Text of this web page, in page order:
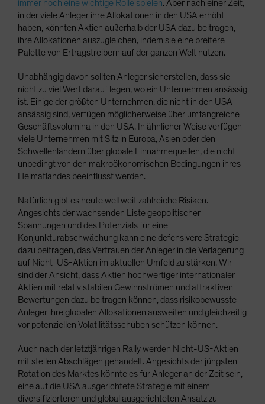
immer noch eine wichtige Rolle spielen. Aber nach einer Zeit,
in der viele Anleger ihre Allokationen in den USA erhöht
haben, könnten Aktien außerhalb der USA dazu beitragen,
ihre Allokationen auszugleichen, indem sie eine breitere
Palette von Ertragstreibern auf der ganzen Welt nutzen.
Unabhängig davon sollten Anleger sicherstellen, dass sie
nicht zu viel Wert darauf legen, wo ein Unternehmen ansässig
ist. Einige der größten Unternehmen, die nicht in den USA
ansässig sind, verfügen möglicherweise über umfangreiche
Geschäftsvolumina in den USA. In ähnlicher Weise verfügen
viele Unternehmen mit Sitz in Europa, Asien oder den
Schwellenländern über globale Einnahmequellen, die nicht
unbedingt von den makroökonomischen Bedingungen ihres
Heimatlandes beeinflusst werden.
Natürlich gibt es heute weltweit zahlreiche Risiken.
Angesichts der wachsenden Liste geopolitischer
Spannungen und des Potenzials für eine
Konjunkturabschwächung kann eine defensivere Strategie
dazu beitragen, das Vertrauen der Anleger in die Verlagerung
auf Nicht-US-Aktien im aktuellen Umfeld zu stärken. Wir
sind der Ansicht, dass Aktien hochwertiger internationaler
Aktien mit relativ stabilen Gewinnströmen und attraktiven
Bewertungen dazu beitragen können, dass risikobewusste
Anleger ihre globalen Allokationen ausweiten und gleichzeitig
vor potenziellen Volatilitätsschüben schützen können.
Auch nach der letztjährigen Rally werden Nicht-US-Aktien
mit steilen Abschlägen gehandelt. Angesichts der jüngsten
Rotation des Marktes könnte es für Anleger an der Zeit sein,
eine auf die USA ausgerichtete Strategie mit einem
diversifizierteren und global ausgerichteten Ansatz zu